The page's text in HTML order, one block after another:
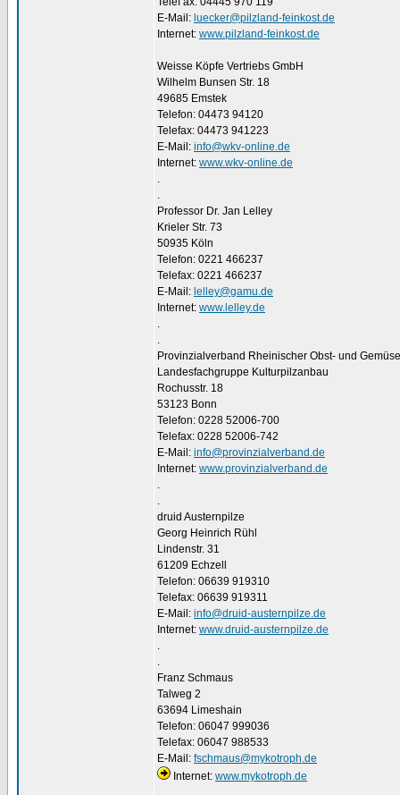
E-Mail: luecker@pilzland-feinkost.de
Internet: www.pilzland-feinkost.de
Weisse Köpfe Vertriebs GmbH
Wilhelm Bunsen Str. 18
49685 Emstek
Telefon: 04473 94120
Telefax: 04473 941223
E-Mail: info@wkv-online.de
Internet: www.wkv-online.de
.
.
Professor Dr. Jan Lelley
Krieler Str. 73
50935 Köln
Telefon: 0221 466237
Telefax: 0221 466237
E-Mail: lelley@gamu.de
Internet: www.lelley.de
.
.
Provinzialverband Rheinischer Obst- und
Landesfachgruppe Kulturpilzanbau
Rochusstr. 18
53123 Bonn
Telefon: 0228 52006-700
Telefax: 0228 52006-742
E-Mail: info@provinzialverband.de
Internet: www.provinzialverband.de
.
.
druid Austernpilze
Georg Heinrich Rühl
Lindenstr. 31
61209 Echzell
Telefon: 06639 919310
Telefax: 06639 919311
E-Mail: info@druid-austernpilze.de
Internet: www.druid-austernpilze.de
.
.
Franz Schmaus
Talweg 2
63694 Limeshain
Telefon: 06047 999036
Telefax: 06047 988533
E-Mail: fschmaus@mykotroph.de
Internet: www.mykotroph.de
.